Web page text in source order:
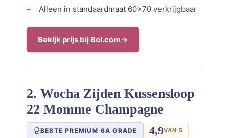
Alleen in standaardmaat 60×70 verkrijgbaar
Bekijk prijs bij Bol.com
2. Wocha Zijden Kussensloop
22 Momme Champagne
BESTE PREMIUM 6A GRADE 4,9VAN 5